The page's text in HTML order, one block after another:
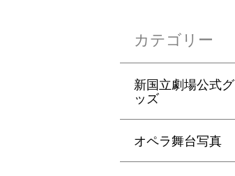
カテゴリー
新国立劇場公式グ
ッズ
オペラ舞台写真